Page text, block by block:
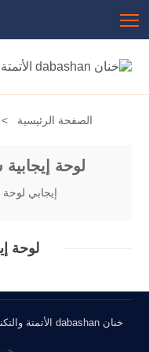
الصفحة الرئيسية >
لوحة
إيجابي
لوحة
خنان dabashan الأتمتة والتكنولوجيا المحدودة © All Rights Reserved.